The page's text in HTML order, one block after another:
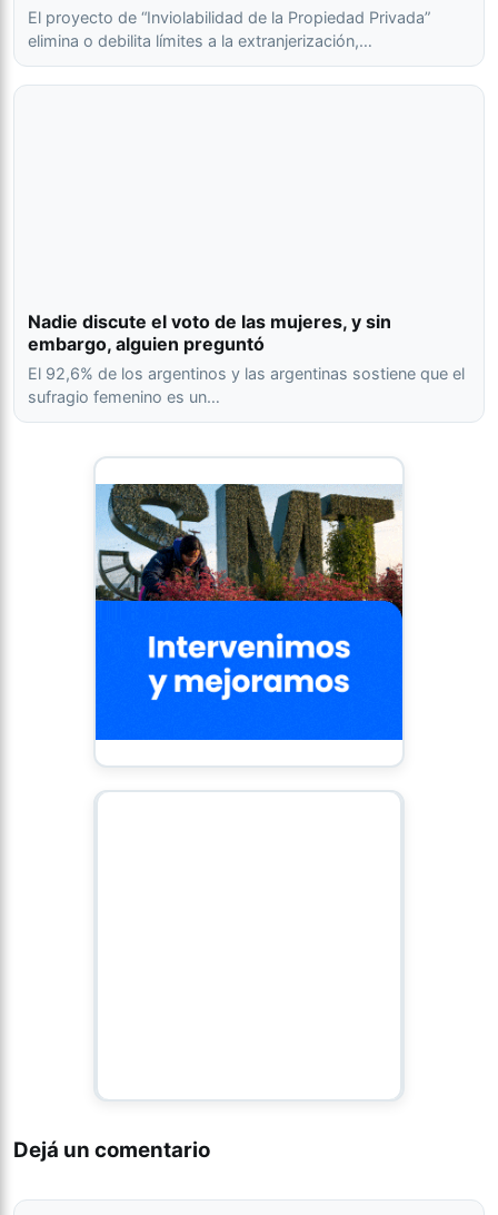
El proyecto de “Inviolabilidad de la Propiedad Privada”
elimina o debilita límites a la extranjerización,…
Nadie discute el voto de las mujeres, y sin
embargo, alguien preguntó
El 92,6% de los argentinos y las argentinas sostiene que el
sufragio femenino es un…
Dejá un comentario